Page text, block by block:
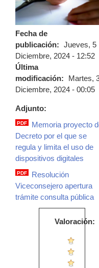
Fecha de
publicación: Jueves, 5
Diciembre, 2024 - 12:52
Última
modificación:
Martes,
Diciembre, 2024 - 00:05
Adjunto:
PDF
Memoria proyecto
Decreto por el que se
regula y limita el uso de
dispositivos digitales
PDF
Resolución
Viceconsejero apertura
trámite consulta pública
Valoración: